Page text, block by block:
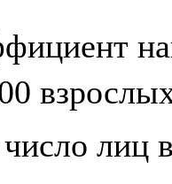
лиц